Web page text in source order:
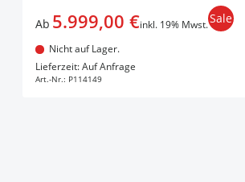
Ab 5.999,00 €inkl. 19% Mwst.Sale
Nicht auf Lager.
Lieferzeit: Auf Anfrage
Art.-Nr.: P114149
In den Warenkorb